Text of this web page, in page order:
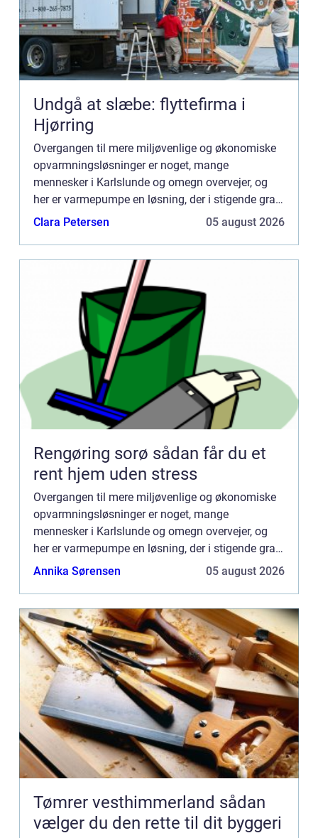
Undgå at slæbe: flyttefirma i
Hjørring
Overgangen til mere miljøvenlige og økonomiske
opvarmningsløsninger er noget, mange
mennesker i Karlslunde og omegn overvejer, og
her er varmepumpe en løsning, der i stigende grad
vinder indpas. Den tilbyder ikke blot lave...
Clara Petersen 05 august 2026
Rengøring sorø sådan får du et
rent hjem uden stress
Overgangen til mere miljøvenlige og økonomiske
opvarmningsløsninger er noget, mange
mennesker i Karlslunde og omegn overvejer, og
her er varmepumpe en løsning, der i stigende grad
vinder indpas. Den tilbyder ikke blot lave...
Annika Sørensen 05 august 2026
Tømrer vesthimmerland sådan
vælger du den rette til dit byggeri